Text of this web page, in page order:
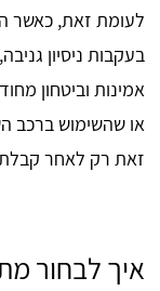
לעומת זאת, כאשר
בעקבות ניסיון גניבה,
אמינות וביטחון
או שהשימוש ברכב
זאת רק לאחר קבלת
איך לבחור